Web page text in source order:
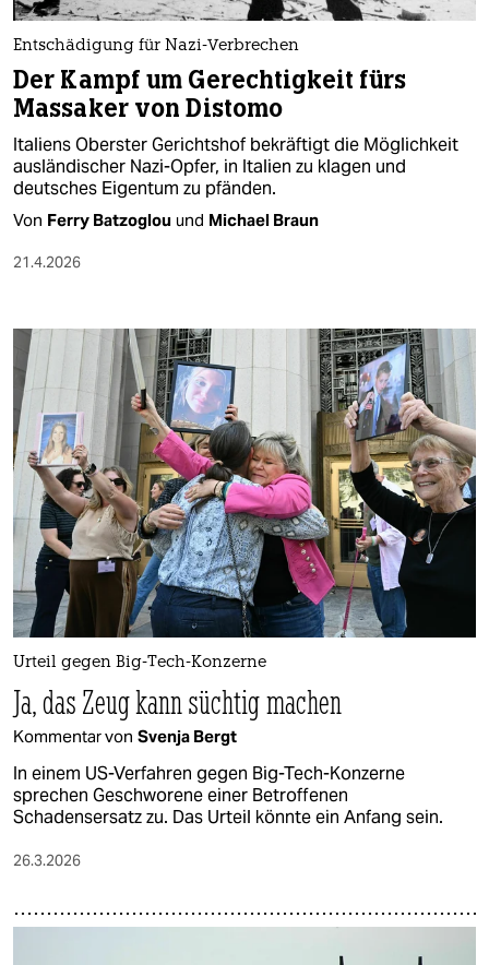
Entschädigung für Nazi-Verbrechen
Der Kampf um Gerechtigkeit fürs
Massaker von Distomo
Italiens Oberster Gerichtshof bekräftigt die Möglichkeit
ausländischer Nazi-Opfer, in Italien zu klagen und
deutsches Eigentum zu pfänden.
Von Ferry Batzoglou und Michael Braun
21.4.2026
Urteil gegen Big-Tech-Konzerne
Ja, das Zeug kann süchtig machen
Kommentar von Svenja Bergt
In einem US-Verfahren gegen Big-Tech-Konzerne
sprechen Geschworene einer Betroffenen
Schadensersatz zu. Das Urteil könnte ein Anfang sein.
26.3.2026